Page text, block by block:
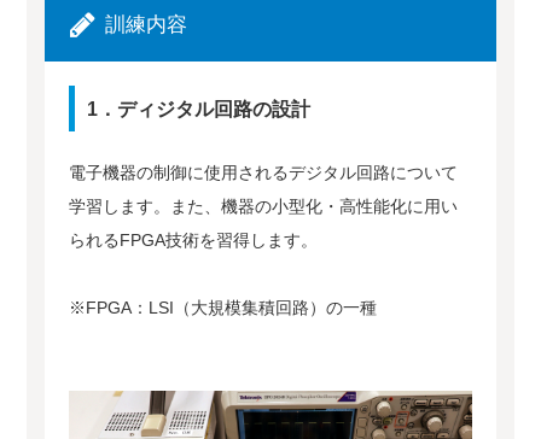
訓練内容
1．ディジタル回路の設計
電子機器の制御に使用されるデジタル回路について
学習します。また、機器の小型化・高性能化に用い
られるFPGA技術を習得します。
※FPGA：LSI（大規模集積回路）の一種